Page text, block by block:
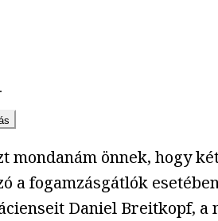
mondanám önnek, hogy
a fogamzásgátlók
Daniel Breitkopf, a